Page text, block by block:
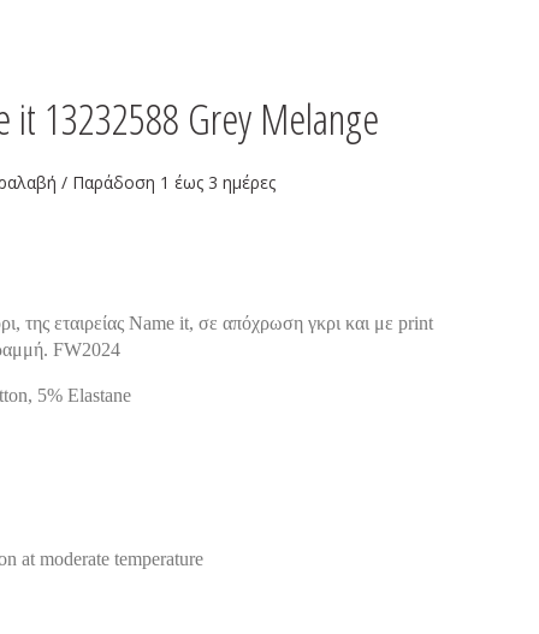
13232588 Grey Melange
/ Παράδoση 1 έως 3 ημέρες
της εταιρείας Name it, σε απόχρωση γκρι και με print
FW2024
5% Elastane
at moderate temperature